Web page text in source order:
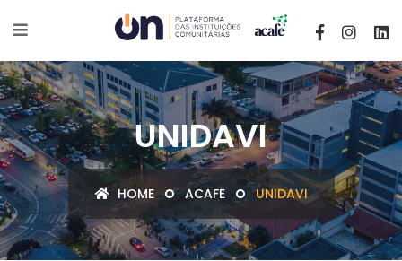
UNIDAVI
HOME ACAFE UNIDAVI